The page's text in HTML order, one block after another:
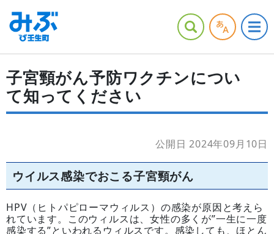
子宮頸がん予防ワクチンについ
て知ってください
公開日 2024年09月10日
ウイルス感染でおこる子宮頸がん
HPV（ヒトパピローマウィルス）の感染が原因と考えら
れています。このウィルスは、女性の多くが”一生に一度
感染する”といわれるウィルスです。感染しても、ほとん